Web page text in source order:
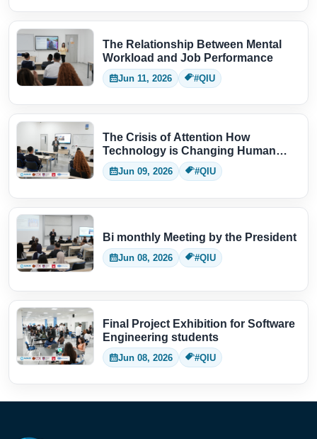
The Relationship Between Mental
Workload and Job Performance
Jun 11, 2026 #QIU
The Crisis of Attention How
Technology is Changing Human
Thinking
Jun 09, 2026 #QIU
Bi monthly Meeting by the President
Jun 08, 2026 #QIU
Final Project Exhibition for Software
Engineering students
Jun 08, 2026 #QIU